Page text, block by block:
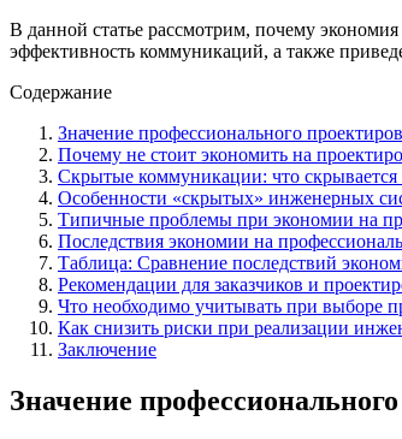
В данной статье рассмотрим, почему
эффективность коммуникаций, а также
Содержание
Значение профессионального
Почему не стоит экономить на
Скрытые коммуникации: что скрывается
Особенности «скрытых» инженерных
Типичные проблемы при экономии на
Последствия экономии на
Таблица: Сравнение последствий
Рекомендации для заказчиков и
Что необходимо учитывать при выборе
Как снизить риски при реализации
Заключение
Значение